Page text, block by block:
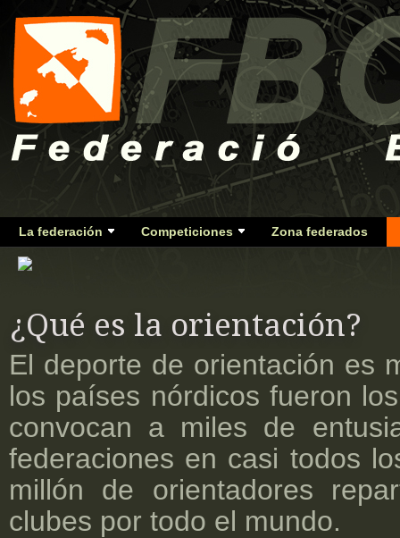
La federación Competiciones Zona federados
¿Qué es la orientación?
El deporte de orientación es
los países nórdicos fueron
convocan a miles de
federaciones en casi todos
millón de orientadores
clubes por todo el mundo.